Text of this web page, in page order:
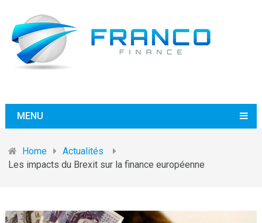
MENU
Home
Actualités
Les impacts du Brexit sur la finance européenne